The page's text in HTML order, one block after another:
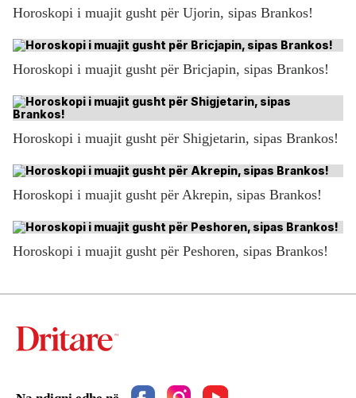
Horoskopi i muajit gusht për Ujorin, sipas Brankos!
Horoskopi i muajit gusht për Bricjapin, sipas Brankos!
Horoskopi i muajit gusht për Shigjetarin, sipas Brankos!
Horoskopi i muajit gusht për Akrepin, sipas Brankos!
Horoskopi i muajit gusht për Peshoren, sipas Brankos!